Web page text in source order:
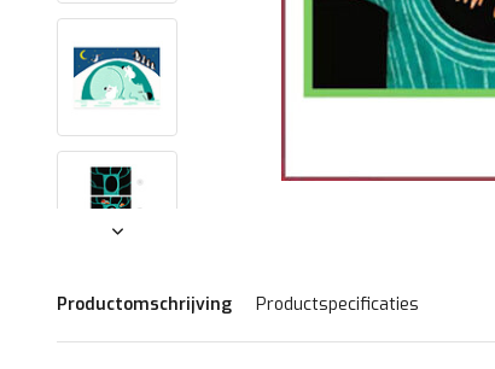
Productomschrijving Productspecificaties